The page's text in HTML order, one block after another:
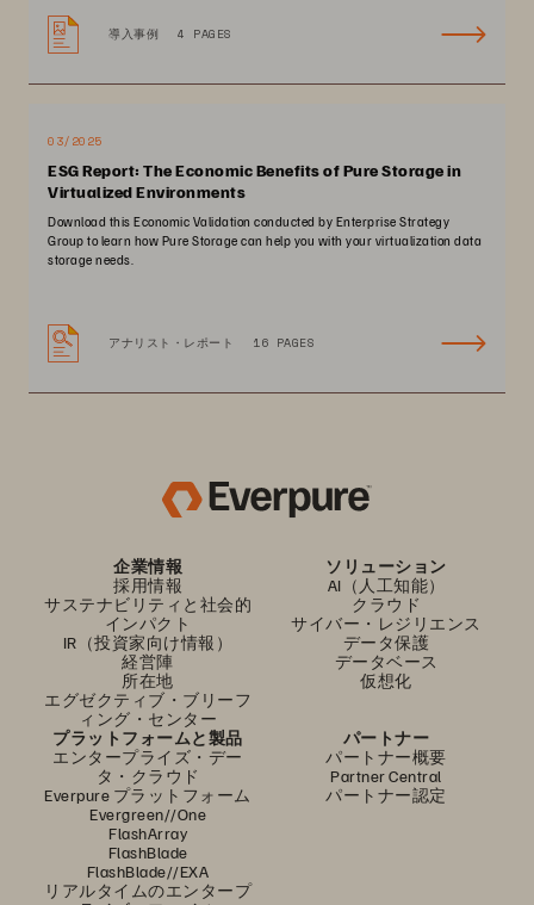
導入事例 4 PAGES
03/2025
ESG Report: The Economic Benefits of Pure Storage in
Virtualized Environments
Download this Economic Validation conducted by Enterprise Strategy
Group to learn how Pure Storage can help you with your virtualization data
storage needs.
アナリスト・レポート 16 PAGES
企業情報
採用情報
サステナビリティと社会的
インパクト
IR（投資家向け情報）
経営陣
所在地
エグゼクティブ・ブリーフ
ィング・センター
ソリューション
AI（人工知能）
クラウド
サイバー・レジリエンス
データ保護
データベース
仮想化
プラットフォームと製品
エンタープライズ・デー
タ・クラウド
Everpure プラットフォーム
Evergreen//One
FlashArray
FlashBlade
FlashBlade//EXA
リアルタイムのエンタープ
パートナー
パートナー概要
Partner Central
パートナー認定